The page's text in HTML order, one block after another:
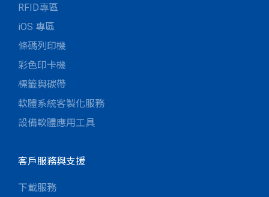
RFID專區
iOS 專區
條碼列印機
彩色印卡機
標籤與碳帶
軟體系統客製化服務
設備軟體應用工具
客戶服務與支援
下載服務